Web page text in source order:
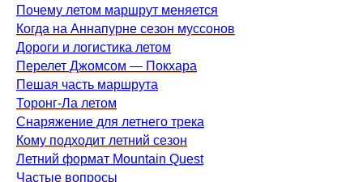
Почему летом маршрут меняется
Когда на Аннапурне сезон муссонов
Дороги и логистика летом
Перелет Джомсом — Покхара
Пешая часть маршрута
Торонг-Ла летом
Снаряжение для летнего трека
Кому подходит летний сезон
Летний формат Mountain Quest
Частые вопросы